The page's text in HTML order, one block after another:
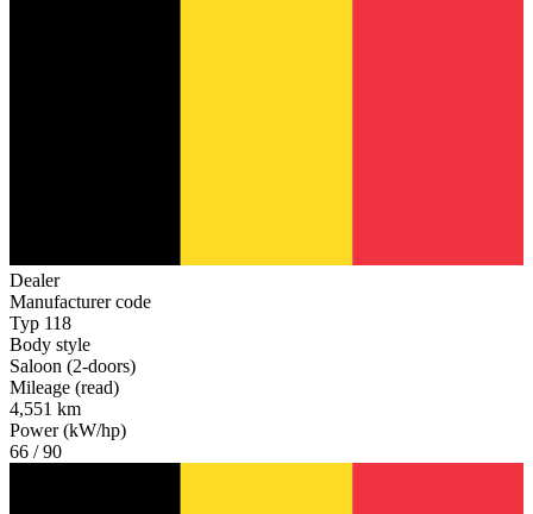
Dealer
Manufacturer code
Typ 118
Body style
Saloon (2-doors)
Mileage (read)
4,551 km
Power (kW/hp)
66 / 90